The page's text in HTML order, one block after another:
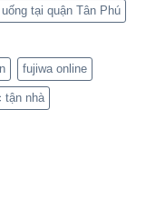
tại quận Tân Phú
fujiwa online
tận nhà